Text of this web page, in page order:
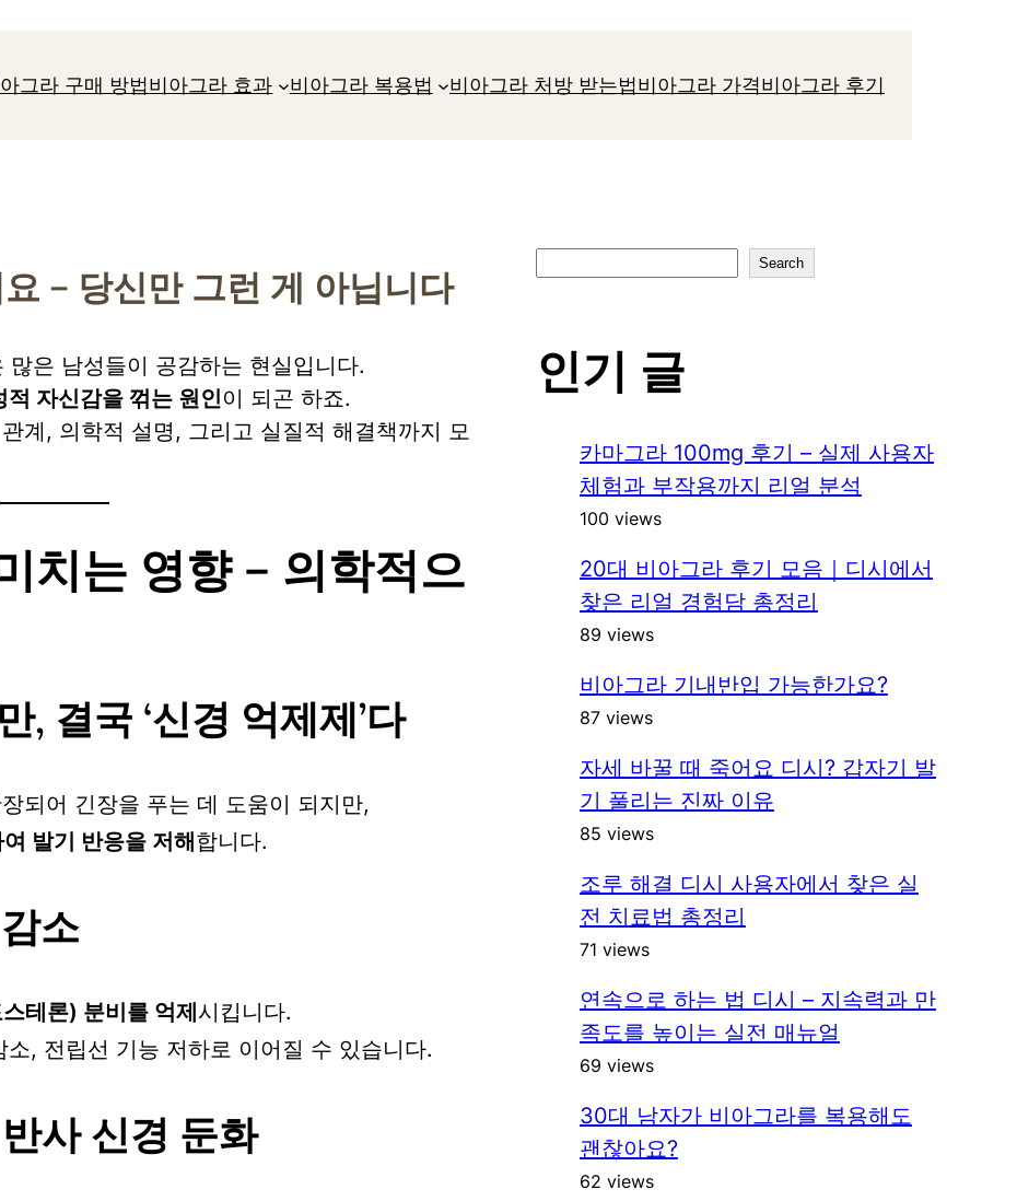
그라 구매 방법비아그라 효과 비아그라 복용법 비아그라 처방 받는법비아그라 가격비아그라 후기
– 당신만 그런 게 아닙니다
많은 남성들이 공감하는 현실입니다.
적 자신감을 꺾는 원인이 되곤 하죠.
계, 의학적 설명, 그리고 실질적 해결책까지 모
치는 영향 – 의학적으
, 결국 ‘신경 억제제’다
되어 긴장을 푸는 데 도움이 되지만,
발기 반응을 저해합니다.
소
테론) 분비를 억제시킵니다.
, 전립선 기능 저하로 이어질 수 있습니다.
사 신경 둔화
r
c
Search
인기 글
카마그라 100mg 후기 – 실제 사용자
체험과 부작용까지 리얼 분석
100 views
20대 비아그라 후기 모음｜디시에서
찾은 리얼 경험담 총정리
89 views
비아그라 기내반입 가능한가요?
87 views
자세 바꿀 때 죽어요 디시? 갑자기 발
기 풀리는 진짜 이유
85 views
조루 해결 디시 사용자에서 찾은 실
전 치료법 총정리
71 views
연속으로 하는 법 디시 – 지속력과 만
족도를 높이는 실전 매뉴얼
69 views
30대 남자가 비아그라를 복용해도
괜찮아요?
62 views